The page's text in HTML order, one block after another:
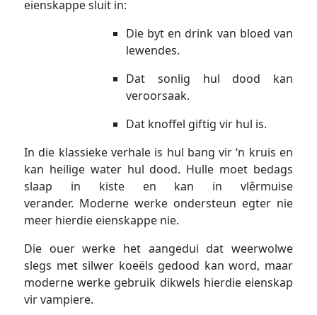
eienskappe sluit in:
Die byt en drink van bloed van
lewendes.
Dat sonlig hul dood kan
veroorsaak.
Dat knoffel giftig vir hul is.
In die klassieke verhale is hul bang vir ‘n kruis en
kan heilige water hul dood. Hulle moet bedags
slaap in kiste en kan in vlêrmuise
verander. Moderne werke ondersteun egter nie
meer hierdie eienskappe nie.
Die ouer werke het aangedui dat weerwolwe
slegs met silwer koeëls gedood kan word, maar
moderne werke gebruik dikwels hierdie eienskap
vir vampiere.